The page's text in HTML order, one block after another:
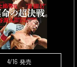
4/16 発売